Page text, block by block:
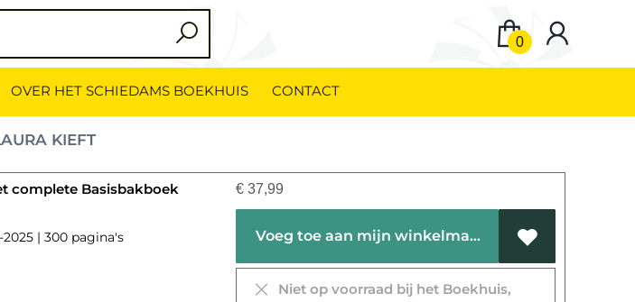
0
OVER HET SCHIEDAMS BOEKHUIS CONTACT
KIEFT
complete Basisbakboek
| 300 pagina's
€ 37,99
Voeg toe aan mijn winkelmandje
Niet op voorraad bij het Boekhuis,